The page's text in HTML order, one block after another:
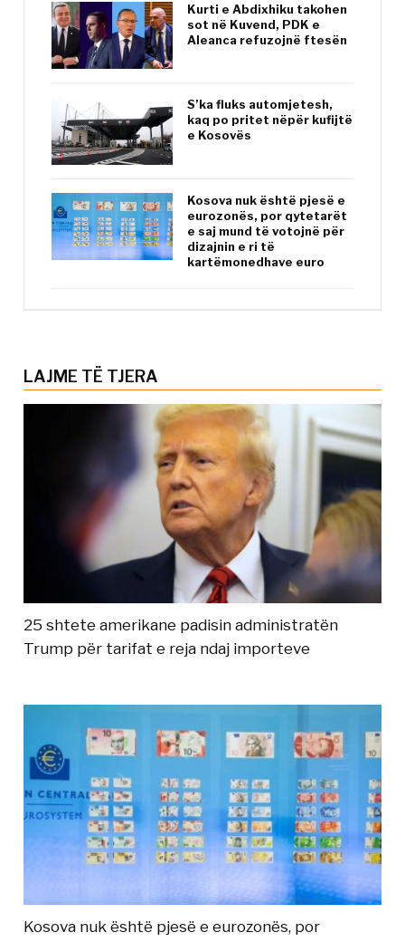
Kurti e Abdixhiku takohen
sot në Kuvend, PDK e
Aleanca refuzojnë ftesën
S’ka fluks automjetesh,
kaq po pritet nëpër kufijtë
e Kosovës
Kosova nuk është pjesë e
eurozonës, por qytetarët
e saj mund të votojnë për
dizajnin e ri të
kartëmonedhave euro
LAJME TË TJERA
25 shtete amerikane padisin administratën
Trump për tarifat e reja ndaj importeve
Kosova nuk është pjesë e eurozonës, por